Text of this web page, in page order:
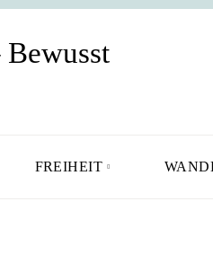
FREIHEIT